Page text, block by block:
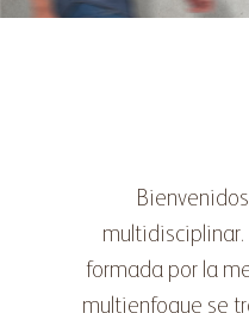
formada por la
multienfoque se